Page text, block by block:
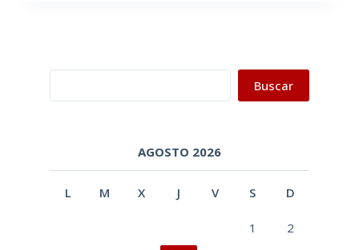
Buscar
AGOSTO 2026
L M X J V S D
1 2